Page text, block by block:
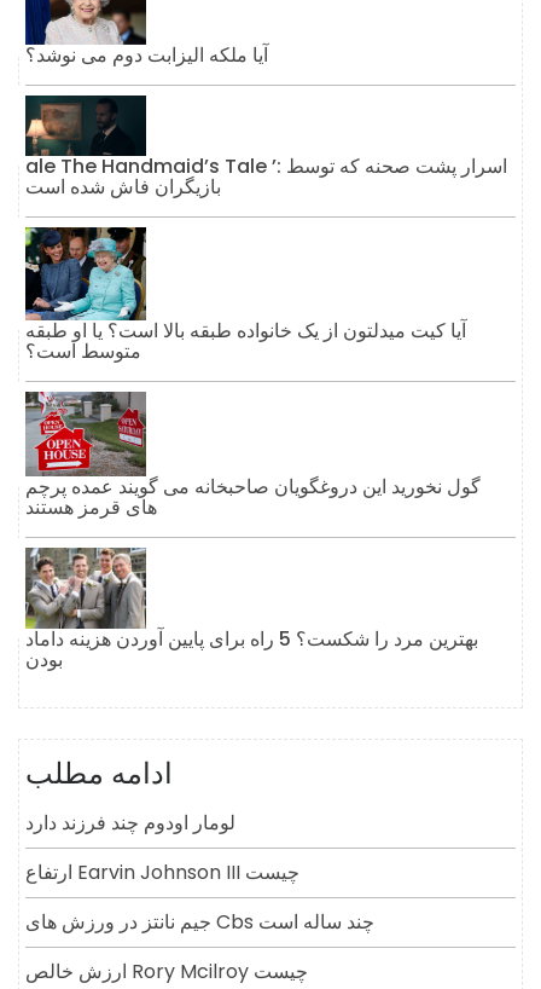
آیا ملکه الیزابت دوم می نوشد؟
ale The Handmaid’s Tale ’: اسرار پشت صحنه که توسط
بازیگران فاش شده است
آیا کیت میدلتون از یک خانواده طبقه بالا است؟ یا او طبقه
متوسط ​​است؟
گول نخورید این دروغگویان صاحبخانه می گویند عمده پرچم
های قرمز هستند
بهترین مرد را شکست؟ 5 راه برای پایین آوردن هزینه داماد
بودن
ادامه مطلب
لومار اودوم چند فرزند دارد
ارتفاع Earvin Johnson III چیست
جیم نانتز در ورزش های Cbs چند ساله است
ارزش خالص Rory Mcilroy چیست